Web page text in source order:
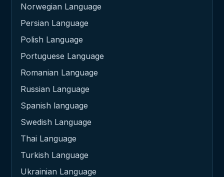
Norwegian Language
Persian Language
Polish Language
Portuguese Language
Romanian Language
Russian Language
Spanish language
Swedish Language
Thai Language
Turkish Language
Ukrainian Language